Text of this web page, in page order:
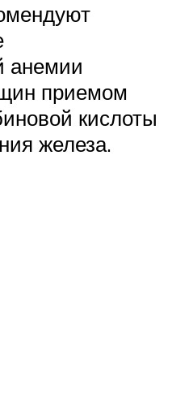
анемии
приемом
кислоты
железа.